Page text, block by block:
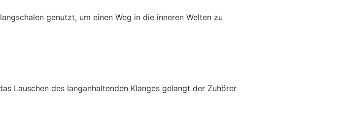
genutzt, um einen Weg in die inneren Welten zu
Lauschen des langanhaltenden Klanges gelangt der Zuhörer